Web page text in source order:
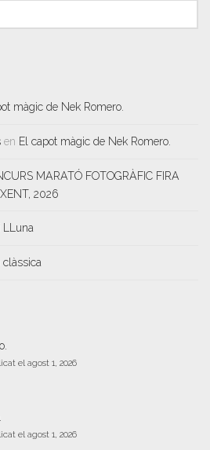
màgic de Nek Romero.
en El capot màgic de Nek Romero.
MARATÓ FOTOGRÀFIC FIRA
2026
LLuna
clàssica
el agost 1, 2026
el agost 1, 2026